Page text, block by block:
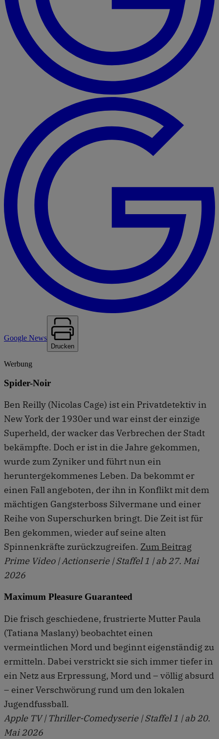
Google News
Drucken
Werbung
Spider-Noir
Ben Reilly (Nicolas Cage) ist ein Privatdetektiv in
New York der 1930er und war einst der einzige
Superheld, der wacker das Verbrechen der Stadt
bekämpfte. Doch er ist in die Jahre gekommen,
wurde zum Zyniker und führt nun ein
heruntergekommenes Leben. Da bekommt er
einen Fall angeboten, der ihn in Konflikt mit dem
mächtigen Gangsterboss Silvermane und einer
Reihe von Superschurken bringt. Die Zeit ist für
Ben gekommen, wieder auf seine alten
Spinnenkräfte zurückzugreifen. Zum Beitrag
Prime Video | Actionserie | Staffel 1 | ab 27. Mai
2026
Maximum Pleasure Guaranteed
Die frisch geschiedene, frustrierte Mutter Paula
(Tatiana Maslany) beobachtet einen
vermeintlichen Mord und beginnt eigenständig zu
ermitteln. Dabei verstrickt sie sich immer tiefer in
ein Netz aus Erpressung, Mord und – völlig absurd
– einer Verschwörung rund um den lokalen
Jugendfussball.
Apple TV | Thriller-Comedyserie | Staffel 1 | ab 20.
Mai 2026